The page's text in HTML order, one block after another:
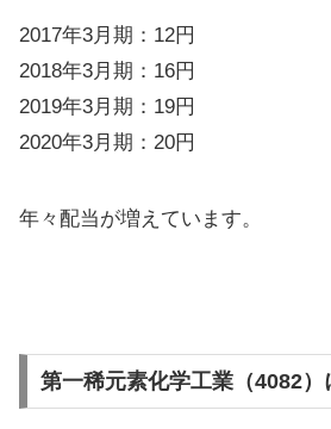
2017年3月期：12円
2018年3月期：16円
2019年3月期：19円
2020年3月期：20円
年々配当が増えています。
第一稀元素化学工業（4082